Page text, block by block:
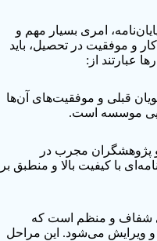
امری بسیار مهم و
و موفقیت در تحصیل، باید
عبارتند از:
قبلی و موفقیت‌های آن‌ها
موسسه است.
پژوهشگران مجرب در
با کیفیت بالا و منطبق بر
شفاف و منظم است که
ویرایش می‌شود. این مراحل